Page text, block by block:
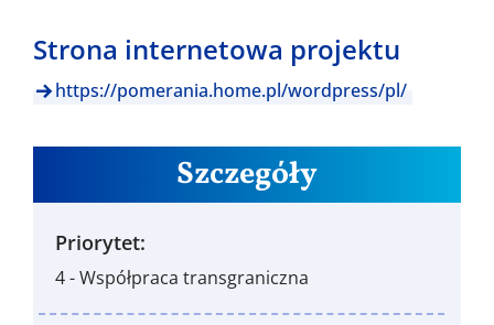
Strona internetowa projektu
https://pomerania.home.pl/wordpress/pl/
Szczegóły
Priorytet:
4 - Współpraca transgraniczna